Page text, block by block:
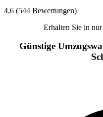
4,6 (544 Bewertungen)
Erhalten Sie in
Günstige